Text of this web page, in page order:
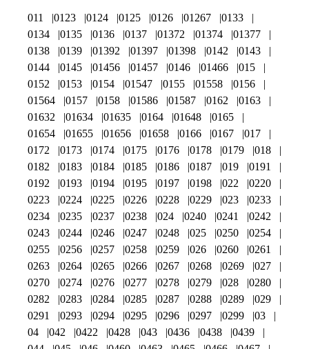
011 0123 0124 0125 0126 01267
0133
0134
0135 0136 0137 01372 01374
01377
0138
0139 01392 01397 01398 0142
0143
0144
0145 01456 01457 0146 01466
015
0152
0153 0154 01547 0155 01558
0156
01564
0157 0158 01586 01587 0162
0163
01632
01634 01635 0164 01648
0165
01654
01655 01656 01658 0166 0167
017
0172
0173 0174 0175 0176 0178 0179
018
0182
0183 0184 0185 0186 0187 019
0191
0192
0193 0194 0195 0197 0198 022
0220
0223
0224 0225 0226 0228 0229 023
0233
0234
0235 0237 0238 024 0240 0241
0242
0243
0244 0246 0247 0248 025 0250
0254
0255
0256 0257 0258 0259 026 0260
0261
0263
0264 0265 0266 0267 0268 0269
027
0270
0274 0276 0277 0278 0279 028
0280
0282
0283 0284 0285 0287 0288 0289
029
0291
0293 0294 0295 0296 0297 0299
03
04
042 0422 0428 043 0436 0438
0439